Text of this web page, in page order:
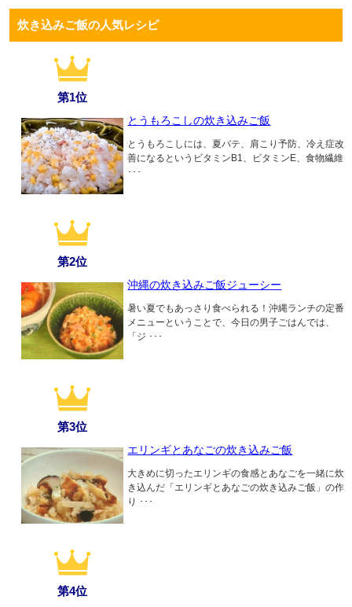
炊き込みご飯の人気レシピ
第1位
とうもろこしの炊き込みご飯
とうもろこしには、夏バテ、肩こり予防、冷え症改
善になるというビタミンB1、ビタミンE、食物繊維
･･･
第2位
沖縄の炊き込みご飯ジューシー
暑い夏でもあっさり食べられる！沖縄ランチの定番
メニューということで、今日の男子ごはんでは、
「ジ ･･･
第3位
エリンギとあなごの炊き込みご飯
大きめに切ったエリンギの食感とあなごを一緒に炊
き込んだ「エリンギとあなごの炊き込みご飯」の作
り ･･･
第4位